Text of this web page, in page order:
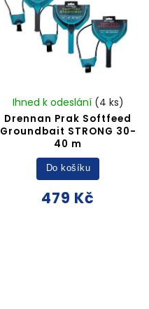
Drennan Prak Softfeed
Groundbait STRONG 30-
40 m
Ihned k odeslání (4 ks)
479 Kč
Do košíku